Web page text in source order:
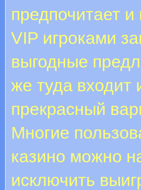
предпочитает и
VIP игроками
выгодные
же туда входит
прекрасный
Многие
казино можно
исключить